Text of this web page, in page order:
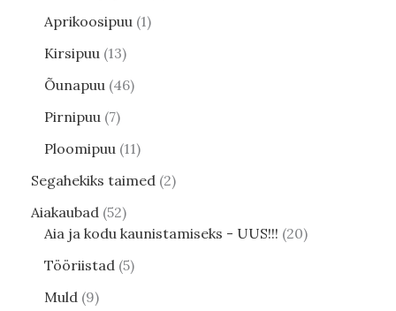
Aprikoosipuu 1
Kirsipuu 13
Õunapuu 46
Pirnipuu 7
Ploomipuu 11
Segahekiks taimed 2
Aiakaubad 52
Aia ja kodu kaunistamiseks - UUS!!! 20
Tööriistad 5
Muld 9